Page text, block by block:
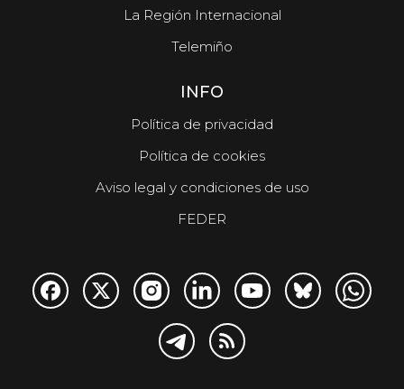
La Región Internacional
Telemiño
INFO
Política de privacidad
Política de cookies
Aviso legal y condiciones de uso
FEDER